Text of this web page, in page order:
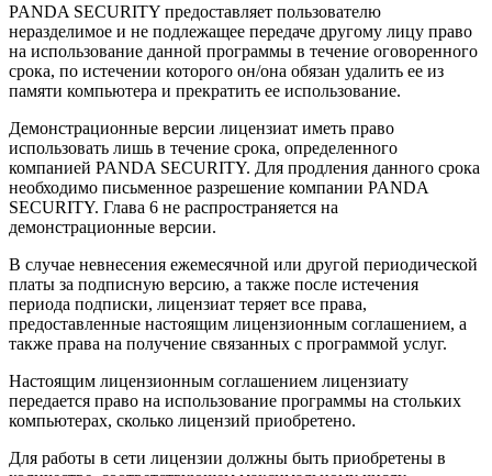
PANDA SECURITY предоставляет пользователю
неразделимое и не подлежащее передаче другому лицу право
на использование данной программы в течение оговоренного
срока, по истечении которого он/она обязан удалить ее из
памяти компьютера и прекратить ее использование.
Демонстрационные версии лицензиат иметь право
использовать лишь в течение срока, определенного
компанией PANDA SECURITY. Для продления данного срока
необходимо письменное разрешение компании PANDA
SECURITY. Глава 6 не распространяется на
демонстрационные версии.
В случае невнесения ежемесячной или другой периодической
платы за подписную версию, а также после истечения
периода подписки, лицензиат теряет все права,
предоставленные настоящим лицензионным соглашением, а
также права на получение связанных с программой услуг.
Настоящим лицензионным соглашением лицензиату
передается право на использование программы на стольких
компьютерах, сколько лицензий приобретено.
Для работы в сети лицензии должны быть приобретены в